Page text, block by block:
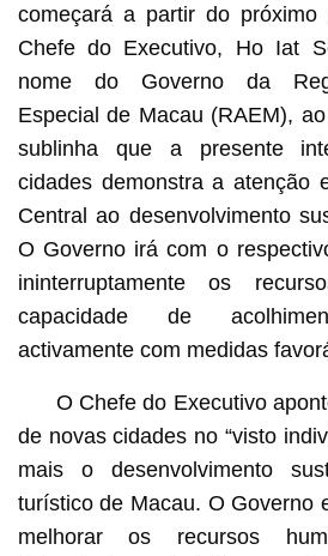
começará a partir do
Chefe do Executivo, Ho Iat
nome do Governo da
Especial de Macau (RAEM),
sublinha que a presente
cidades demonstra a atenção
Central ao desenvolvimento
O Governo irá com o
ininterruptamente os
capacidade de
activamente com medidas
O Chefe do Executivo
de novas cidades no “visto
mais o desenvolvimento
turístico de Macau. O Governo
melhorar os recursos